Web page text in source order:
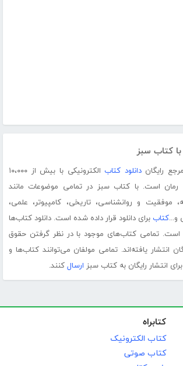
با کتاب سبز
رایگاندانلود کتاب
الکترونیکی با بیش از ۱۰،۰۰۰
رمان است. با کتاب سبز در تمامی موضوعات مانند
موفقیت و روانشناسی، تاریخی، کامپیوتر، علمی،
و...کتاب برای دانلود قرار داده شده است. دانلود کتاب‌ها
با فرمت PDF یا MP3 است. تمامی کتاب‌های موجود با در نظر گرفتن حقوق
انتشار یافته‌اند. تمامی مولفان می‌توانند کتاب‌ها و
انتشار رایگان به کتاب سبز ارسال کنند.
کتابراه
کتاب الکترونیک
کتاب صوتی